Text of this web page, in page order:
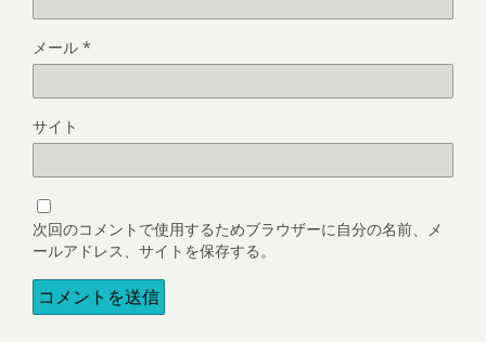
メール *
サイト
次回のコメントで使用するためブラウザーに自分の名前、メ
ールアドレス、サイトを保存する。